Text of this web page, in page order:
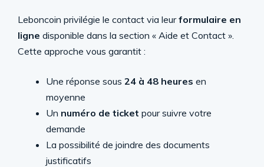
Leboncoin privilégie le contact via leurformulaire en
ligne disponible dans la section « Aide et Contact ».
Cette approche vous garantit :
Une réponse sous 24 à 48 heures en
moyenne
Un numéro de ticket pour suivre votre
demande
La possibilité de joindre des documents
justificatifs